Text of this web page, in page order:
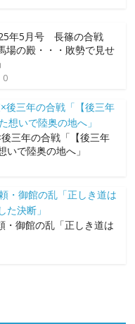
年5月号 長篠の合戦
場の殿・・・敗勢で見せ
0
三年の合戦「【後三年
で陸奥の地へ」
御館の乱「正しき道は